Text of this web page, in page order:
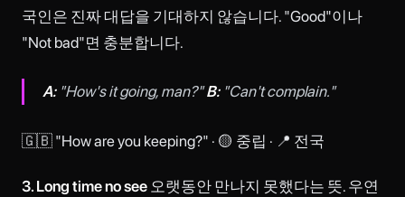
국인은 진짜 대답을 기대하지 않습니다. "Good"이나
"Not bad"면 충분합니다.
A:"How's it going, man?"B:"Can't complain."
🇬🇧 "How are you keeping?" · 🟡 중립 · 📍 전국
3. Long time no see 오랫동안 만나지 못했다는 뜻. 우연